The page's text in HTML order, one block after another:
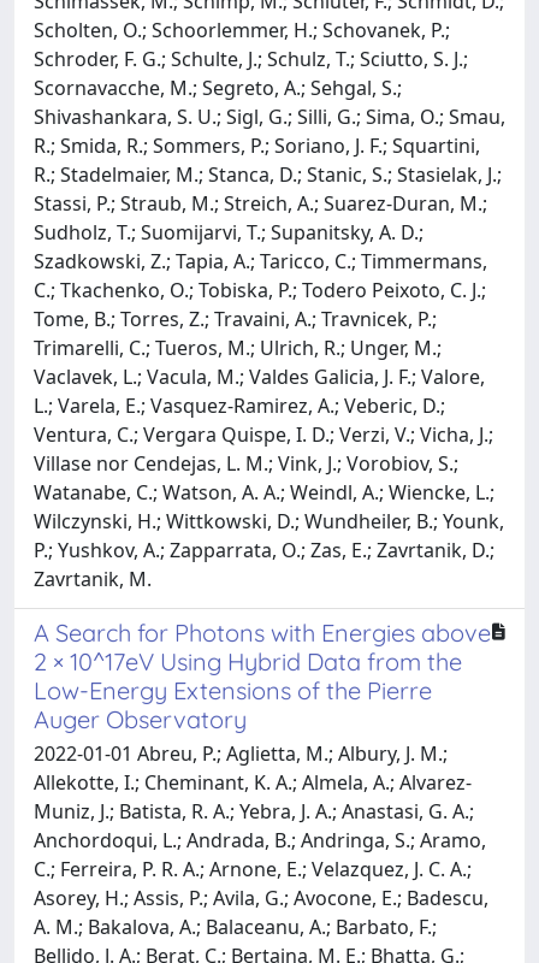
Scholten, O.; Schoorlemmer, H.; Schovanek, P.;
Schroder, F. G.; Schulte, J.; Schulz, T.; Sciutto, S. J.;
Scornavacche, M.; Segreto, A.; Sehgal, S.;
Shivashankara, S. U.; Sigl, G.; Silli, G.; Sima, O.; Smau,
R.; Smida, R.; Sommers, P.; Soriano, J. F.; Squartini,
R.; Stadelmaier, M.; Stanca, D.; Stanic, S.; Stasielak, J.;
Stassi, P.; Straub, M.; Streich, A.; Suarez-Duran, M.;
Sudholz, T.; Suomijarvi, T.; Supanitsky, A. D.;
Szadkowski, Z.; Tapia, A.; Taricco, C.; Timmermans,
C.; Tkachenko, O.; Tobiska, P.; Todero Peixoto, C. J.;
Tome, B.; Torres, Z.; Travaini, A.; Travnicek, P.;
Trimarelli, C.; Tueros, M.; Ulrich, R.; Unger, M.;
Vaclavek, L.; Vacula, M.; Valdes Galicia, J. F.; Valore,
L.; Varela, E.; Vasquez-Ramirez, A.; Veberic, D.;
Ventura, C.; Vergara Quispe, I. D.; Verzi, V.; Vicha, J.;
Villase nor Cendejas, L. M.; Vink, J.; Vorobiov, S.;
Watanabe, C.; Watson, A. A.; Weindl, A.; Wiencke, L.;
Wilczynski, H.; Wittkowski, D.; Wundheiler, B.; Younk,
P.; Yushkov, A.; Zapparrata, O.; Zas, E.; Zavrtanik, D.;
Zavrtanik, M.
A Search for Photons with Energies above
2 × 10^17eV Using Hybrid Data from the
Low-Energy Extensions of the Pierre
Auger Observatory
2022-01-01 Abreu, P.; Aglietta, M.; Albury, J. M.;
Allekotte, I.; Cheminant, K. A.; Almela, A.; Alvarez-
Muniz, J.; Batista, R. A.; Yebra, J. A.; Anastasi, G. A.;
Anchordoqui, L.; Andrada, B.; Andringa, S.; Aramo,
C.; Ferreira, P. R. A.; Arnone, E.; Velazquez, J. C. A.;
Asorey, H.; Assis, P.; Avila, G.; Avocone, E.; Badescu,
A. M.; Bakalova, A.; Balaceanu, A.; Barbato, F.;
Bellido, J. A.; Berat, C.; Bertaina, M. E.; Bhatta, G.;